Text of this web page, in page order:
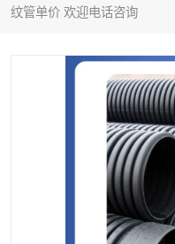
纹管单价 欢迎电话咨询
HDPE管材给水管
HDPE双壁波纹管
UPVC电力通讯管